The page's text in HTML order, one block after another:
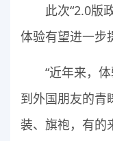
此次“2.0版政
体验有望进一步
“近年来，体
到外国朋友的青
装、旗袍，有的